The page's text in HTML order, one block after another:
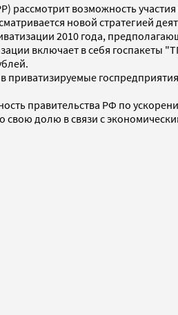
рассмотрит возможность
новой стратегией
2010 года,
включает в себя госпакеты
правительства РФ по
свою долю в связи с